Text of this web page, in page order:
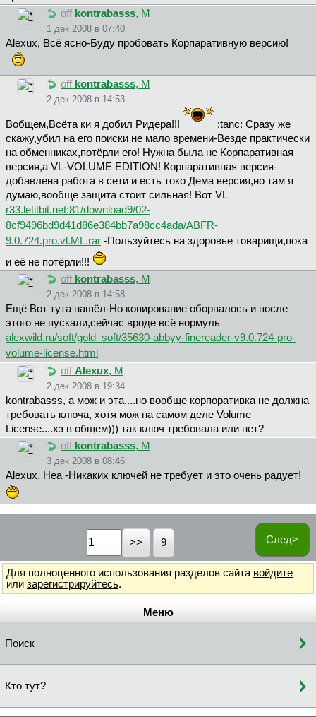
off kontrabasss, М
1 дек 2008 в 07:40
Alexux, Всё ясно-Буду пробовать Корпаративную версию!
off kontrabasss, М
2 дек 2008 в 14:53
Вобщем,Всёта ки я добил Ридера!!!
:tanc: Сразу же
скажу,убил на его поиски не мало времени-Везде практически
на обменниках,потёрли его! Нужна была не Корпаративная
версия,а VL-VOLUME EDITION! Корпаративная версия-
добавлена работа в сети и есть токо Дема версия,но там я
думаю,вообще защита стоит сильная! Вот VL
r33.letitbit.net:81/download9/02-
8cf9496bd9d41d86e384bb7a98cc4ada/ABFR-
9.0.724.pro.vl.ML.rar -Пользуйтесь на здоровье товарищи,пока
и её не потёрли!!!
off kontrabasss, М
2 дек 2008 в 14:58
Ещё Вот тута нашёл-Но копирование оборвалось и после
этого не пускали,сейчас вроде всё нормуль
alexwild.ru/soft/gold_soft/35630-abbyy-finereader-v9.0.724-pro-
volume-license.html
off Alexux, М
2 дек 2008 в 19:34
kontrabasss, а мож и эта....но вообще корпоративка не должна
требовать ключа, хотя мож на самом деле Volume
License....хз в общем))) так ключ требовала или нет?
off kontrabasss, М
3 дек 2008 в 08:46
Alexux, Неа -Никаких ключей не требует и это очень радует!
След>
9
Для полноценного использования разделов сайта войдите
или зарегистрируйтесь.
Меню
Поиск
Кто тут?